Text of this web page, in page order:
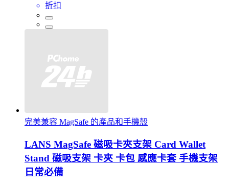
折扣
完美兼容 MagSafe 的產品和手機殼
LANS MagSafe 磁吸卡夾支架 Card Wallet
Stand 磁吸支架 卡夾 卡包 感應卡套 手機支架
日常必備